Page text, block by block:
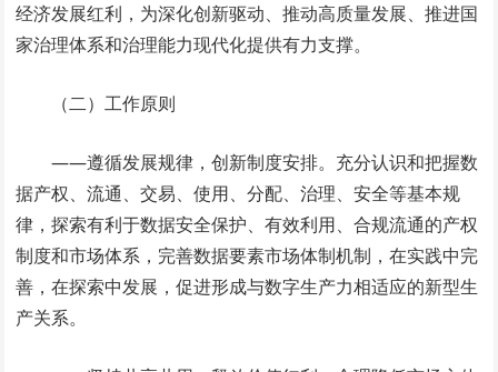
经济发展红利，为深化创新驱动、推动高质量发展、推进国
家治理体系和治理能力现代化提供有力支撑。
（二）工作原则
——遵循发展规律，创新制度安排。充分认识和把握数
据产权、流通、交易、使用、分配、治理、安全等基本规
律，探索有利于数据安全保护、有效利用、合规流通的产权
制度和市场体系，完善数据要素市场体制机制，在实践中完
善，在探索中发展，促进形成与数字生产力相适应的新型生
产关系。